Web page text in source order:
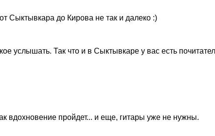
Сыктывкара до Кирова не так и далеко :)
услышать. Так что и в Сыктывкаре у вас есть
вдохновение пройдет... и еще, гитары уже не нужны.